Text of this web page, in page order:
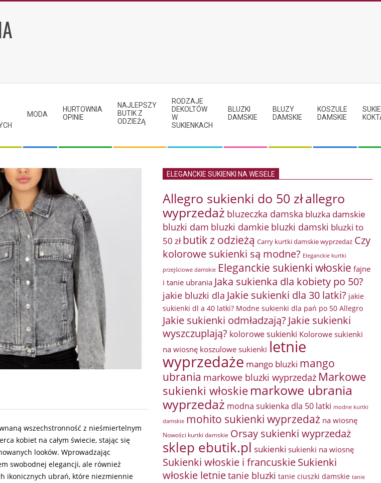
MODA
HURTOWNIA
OPINIE
NAJLEPSZY
BUTIK Z
ODZIEŻĄ
RODZAJE
DEKOLTÓW
W
SUKIENKACH
BLUZKI
DAMSKIE
BLUZY
DAMSKIE
KOSZULE
DAMSKIE
wszechstronność z nieśmiertelnym
kobiet na całym świecie, stając się
looków. Wprowadzając
swobodnej elegancji, ale również
ikonicznych ubrań, które niezmiennie
ELEGANCKIE SUKIENKI NA WESELE
Allegro sukienki do 50 złallegro
wyprzedaż bluzeczka damska bluzka damskie
bluzki dam bluzki damkie bluzki damski bluzki to
50 zł butik z odzieżą Carry kurtki damskie wyprzedaż Czy
kolorowe sukienki są modne? Eleganckie kurtki
przejściowe damskie Eleganckie sukienki włoskie fajne
i tanie ubrania Jaka sukienka dla kobiety po 50?
jakie bluzki dla Jakie sukienki dla 30 latki? jakie
sukienki dl a 40 latki? Modne sukienki dla pań po 50 Allegro
Jakie sukienki odmładzają? Jakie sukienki
wyszczuplają? kolorowe sukienki Kolorowe sukienki
na wiosnę koszulowe sukienki letnie
wyprzedaże mango bluzki mango
ubrania markowe bluzki wyprzedaż Markowe
sukienki włoskie markowe ubrania
wyprzedaż modna sukienka dla 50 latki modne kurtki
damskie mohito sukienki wyprzedaż na wiosnę
Nowości kurtki damskie Orsay sukienki wyprzedaż
sklep ebutik.pl sukienki sukienki na wiosnę
Sukienki włoskie i francuskieSukienki
włoskie letnietanie bluzki tanie ciuszki damskie tanie